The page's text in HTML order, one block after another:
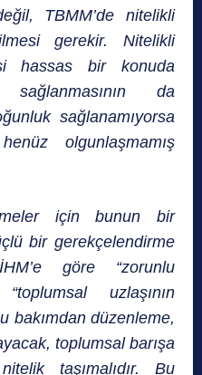
TBMM’de nitelikli
gerekir. Nitelikli
hassas bir konuda
sağlanmasının da
sağlanamıyorsa
olgunlaşmamış
için bunun bir
bir gerekçelendirme
göre “zorunlu
uzlaşının
bakımdan düzenleme,
toplumsal barışa
taşımalıdır. Bu